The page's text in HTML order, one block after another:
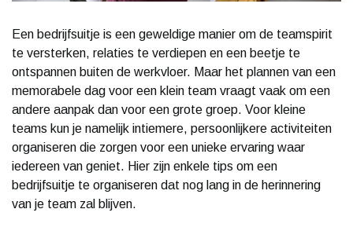
Een bedrijfsuitje is een geweldige manier om de teamspirit
te versterken, relaties te verdiepen en een beetje te
ontspannen buiten de werkvloer. Maar het plannen van een
memorabele dag voor een klein team vraagt vaak om een
andere aanpak dan voor een grote groep. Voor kleine
teams kun je namelijk intiemere, persoonlijkere activiteiten
organiseren die zorgen voor een unieke ervaring waar
iedereen van geniet. Hier zijn enkele tips om een
bedrijfsuitje te organiseren dat nog lang in de herinnering
van je team zal blijven.